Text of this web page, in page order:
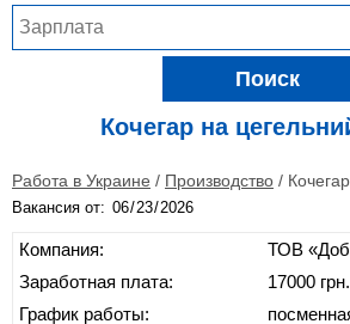
Поиск
Кочегар на
Работа в Украине / Производство /
Вакансия от:
Компания:
Заработная плата:
График работы:
ТОВ
17000 грн.